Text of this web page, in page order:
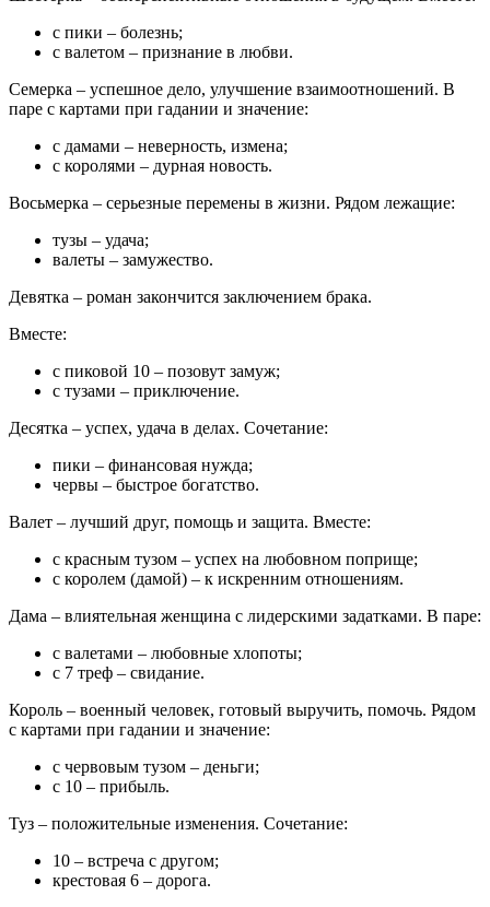
с пики – болезнь;
с валетом – признание в любви.
Семерка – успешное дело, улучшение взаимоотношений. В
паре с картами при гадании и значение:
с дамами – неверность, измена;
с королями – дурная новость.
Восьмерка – серьезные перемены в жизни. Рядом лежащие:
тузы – удача;
валеты – замужество.
Девятка – роман закончится заключением брака.
Вместе:
с пиковой 10 – позовут замуж;
с тузами – приключение.
Десятка – успех, удача в делах. Сочетание:
пики – финансовая нужда;
червы – быстрое богатство.
Валет – лучший друг, помощь и защита. Вместе:
с красным тузом – успех на любовном поприще;
с королем (дамой) – к искренним отношениям.
Дама – влиятельная женщина с лидерскими задатками. В паре:
с валетами – любовные хлопоты;
с 7 треф – свидание.
Король – военный человек, готовый выручить, помочь. Рядом
с картами при гадании и значение:
с червовым тузом – деньги;
с 10 – прибыль.
Туз – положительные изменения. Сочетание:
10 – встреча с другом;
крестовая 6 – дорога.